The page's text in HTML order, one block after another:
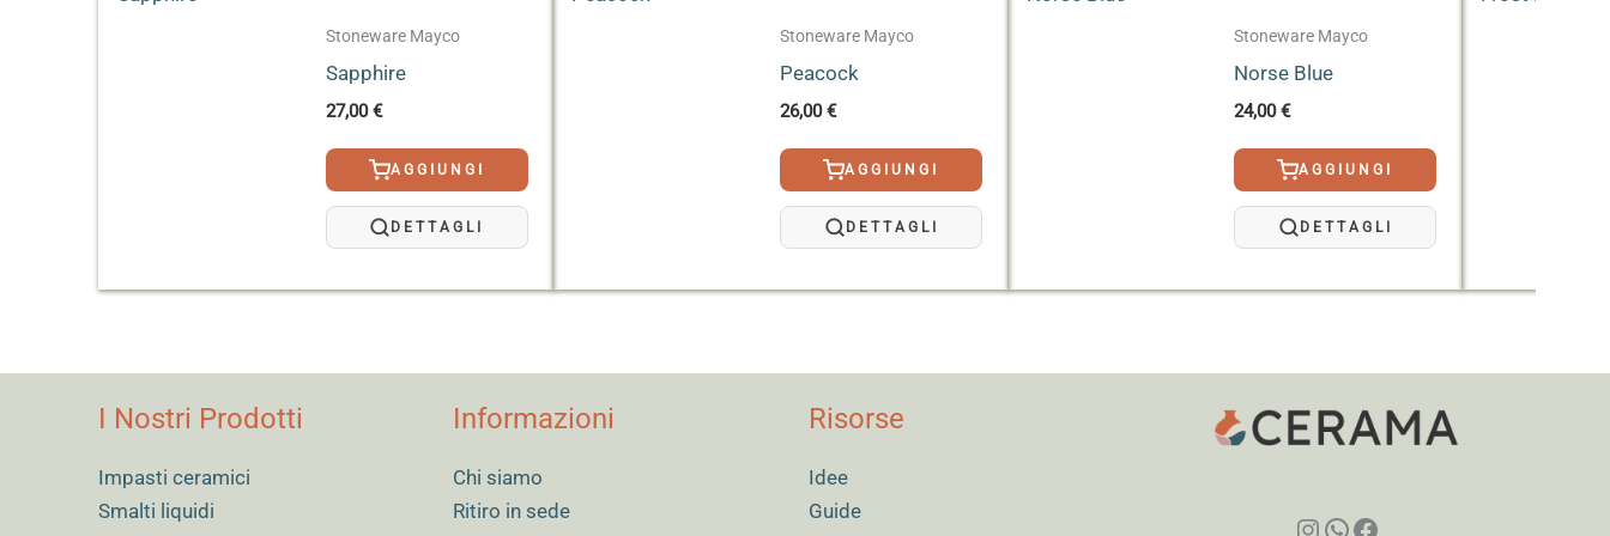
metallica in ammollo in acqua tiepida per eliminare eventuali residui di prodotto. In entrambi i casi è importante limitare l’esposizione all’aria del
Conservare sempre atemperatura ambiente
Stoneware Mayco
Sapphire
27,00€
AGGIUNGI
DETTAGLI
Stoneware Mayco
Peacock
26,00€
AGGIUNGI
DETTAGLI
Stoneware Mayco
Norse Blue
24,00€
AGGIUNGI
DETTAGLI
I Nostri Prodotti
Impasti ceramici
Smalti liquidi
Informazioni
Chi siamo
Ritiro in sede
Risorse
Idee
Guide
Instagram
WhatsApp
Facebook